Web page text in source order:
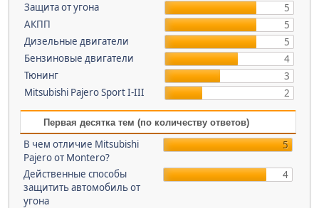
Защита от угона
5
АКПП
5
Дизельные двигатели
5
Бензиновые двигатели
4
Тюнинг
3
Mitsubishi Pajero Sport I-III
2
Первая десятка тем (по количеству ответов)
В чем отличие Mitsubishi
Pajero от Montero?
5
Действенные способы
защитить автомобиль от
угона
4